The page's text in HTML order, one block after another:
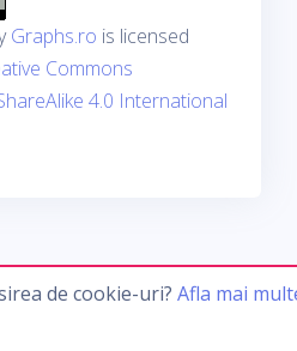
de cookie-uri? Afla mai
Graphs.ro is licensed
Commons
4.0 International